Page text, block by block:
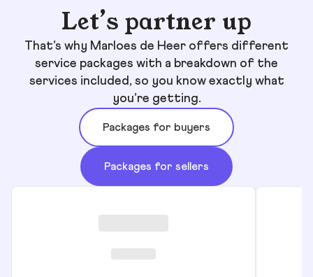
Let’s partner up
That’s why Marloes de Heer offers different
service packages with a breakdown of the
services included, so you know exactly what
you’re getting.
Packages for buyers
Packages for sellers